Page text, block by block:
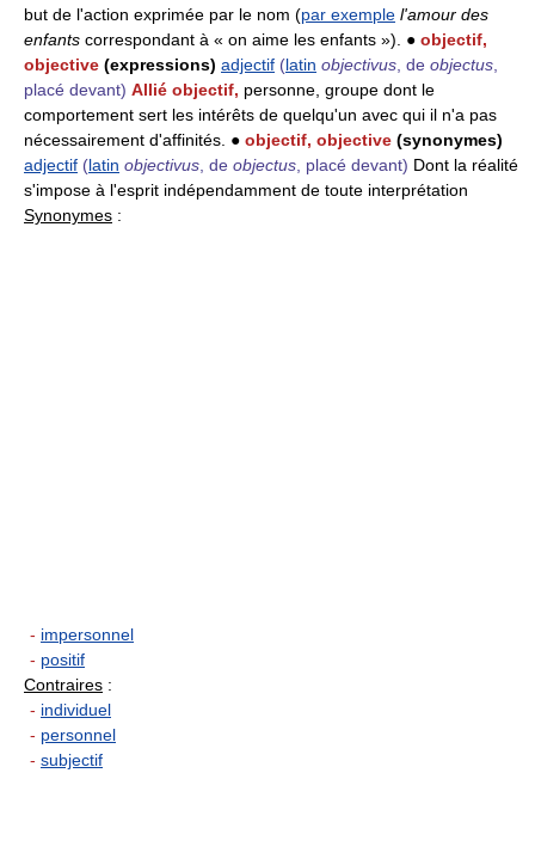
but de l'action exprimée par le nom (par exemple l'amour des
enfants correspondant à « on aime les enfants »). ● objectif,
objective (expressions) adjectif (latin objectivus , de objectus
placé devant) Allié objectif, personne, groupe dont le
comportement sert les intérêts de quelqu'un avec qui il n'a pas
nécessairement d'affinités. ● objectif, objective (synonymes)
adjectif (latin objectivus , de objectus , placé devant) Dont la réalité
s'impose à l'esprit indépendamment de toute interprétation
Synonymes :
- impersonnel
- positif
Contraires :
- individuel
- personnel
- subjectif